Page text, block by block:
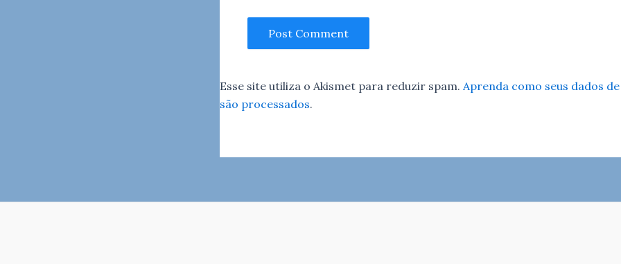
Esse site utiliza o Akismet para reduzir spam. Aprenda como seus dados
são processados.